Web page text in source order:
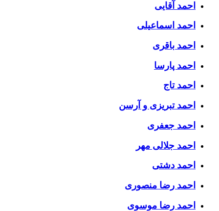
احمد آقایی
احمد اسماعیلی
احمد باقری
احمد پارسا
احمد تاج
احمد تبریزی و آرسن
احمد جعفری
احمد جلالی مهر
احمد دشتی
احمد رضا منصوری
احمد رضا موسوی